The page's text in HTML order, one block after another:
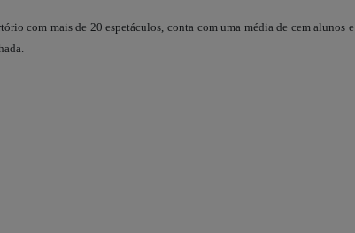
com mais de 20 espetáculos, conta com uma média de cem alunos e